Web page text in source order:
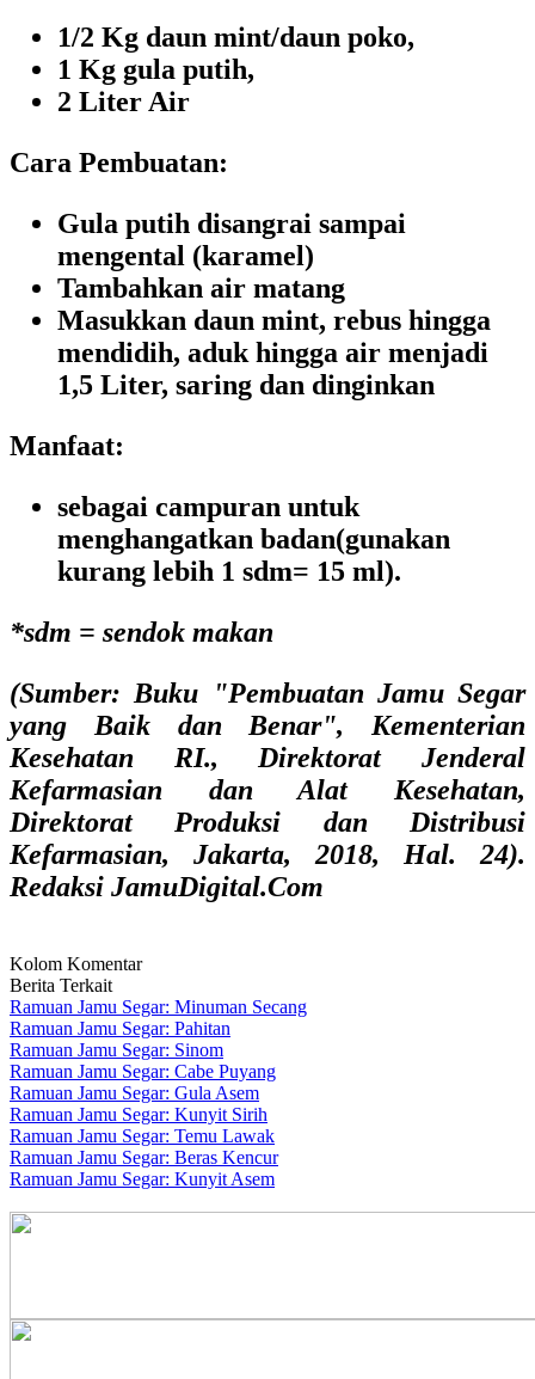
1/2 Kg daun mint/daun poko,
1 Kg gula putih,
2 Liter Air
Cara Pembuatan:
Gula putih disangrai sampai
mengental (karamel)
Tambahkan air matang
Masukkan daun mint, rebus hingga
mendidih, aduk hingga air menjadi
1,5 Liter, saring dan dinginkan
Manfaat:
sebagai campuran untuk
menghangatkan badan(gunakan
kurang lebih 1 sdm= 15 ml).
*sdm = sendok makan
(Sumber: Buku "Pembuatan Jamu Segar
yang Baik dan Benar", Kementerian
Kesehatan RI., Direktorat Jenderal
Kefarmasian dan Alat Kesehatan,
Direktorat Produksi dan Distribusi
Kefarmasian, Jakarta, 2018, Hal. 24).
Redaksi JamuDigital.Com
Kolom Komentar
Berita Terkait
Ramuan Jamu Segar: Minuman Secang
Ramuan Jamu Segar: Pahitan
Ramuan Jamu Segar: Sinom
Ramuan Jamu Segar: Cabe Puyang
Ramuan Jamu Segar: Gula Asem
Ramuan Jamu Segar: Kunyit Sirih
Ramuan Jamu Segar: Temu Lawak
Ramuan Jamu Segar: Beras Kencur
Ramuan Jamu Segar: Kunyit Asem